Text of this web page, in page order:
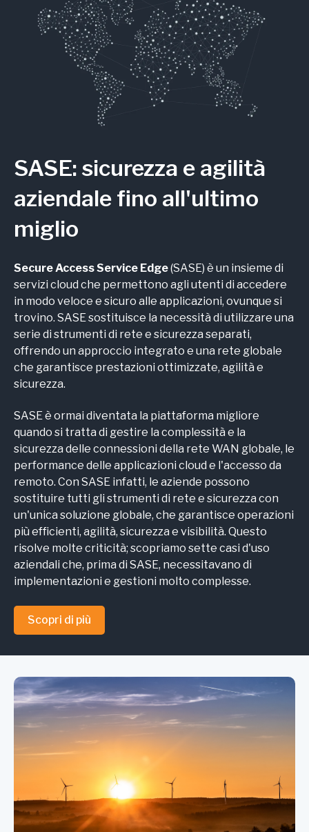
SASE: sicurezza e agilità
aziendale fino all'ultimo
miglio
Secure Access Service Edge(SASE) è un insieme di
servizi cloud che permettono agli utenti di accedere
in modo veloce e sicuro alle applicazioni, ovunque si
trovino. SASE sostituisce la necessità di utilizzare una
serie di strumenti di rete e sicurezza separati,
offrendo un approccio integrato e una rete globale
che garantisce prestazioni ottimizzate, agilità e
sicurezza.
SASE è ormai diventata la piattaforma migliore
quando si tratta di gestire la complessità e la
sicurezza delle connessioni della rete WAN globale, le
performance delle applicazioni cloud e l'accesso da
remoto. Con SASE infatti, le aziende possono
sostituire tutti gli strumenti di rete e sicurezza con
un'unica soluzione globale, che garantisce operazioni
più efficienti, agilità, sicurezza e visibilità. Questo
risolve molte criticità; scopriamo sette casi d'uso
aziendali che, prima di SASE, necessitavano di
implementazioni e gestioni molto complesse.
Scopri di più